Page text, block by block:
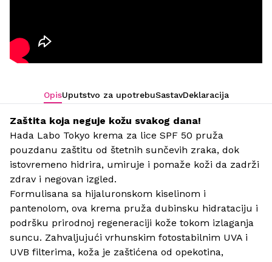
OpisUputstvo za upotrebuSastavDeklaracija
Zaštita koja neguje kožu svakog dana!
Hada Labo Tokyo krema za lice SPF 50 pruža
pouzdanu zaštitu od štetnih sunčevih zraka, dok
istovremeno hidrira, umiruje i pomaže koži da zadrži
zdrav i negovan izgled.
Formulisana sa hijaluronskom kiselinom i
pantenolom, ova krema pruža dubinsku hidrataciju i
podršku prirodnoj regeneraciji kože tokom izlaganja
suncu. Zahvaljujući vrhunskim fotostabilnim UVA i
UVB filterima, koža je zaštićena od opekotina,